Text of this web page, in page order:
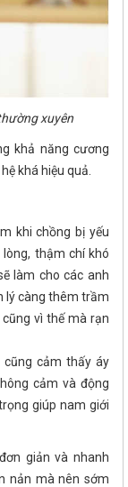
xuyên
khả năng cương
khá hiệu quả.
khi chồng bị yếu
thậm chí khó
làm cho các anh
lý càng thêm trầm
vì thế mà rạn
cũng cảm thấy áy
cảm và động
giúp nam giới
giản và nhanh
nản mà nên sớm